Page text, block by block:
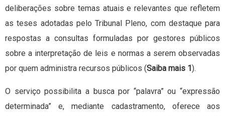
deliberações sobre temas atuais e relevantes que refletem
as teses adotadas pelo Tribunal Pleno, com destaque para
respostas a consultas formuladas por gestores públicos
sobre a interpretação de leis e normas a serem observadas
por quem administra recursos públicos (Saiba mais 1 ).
O serviço possibilita a busca por “palavra” ou “expressão
determinada” e, mediante cadastramento, oferece aos